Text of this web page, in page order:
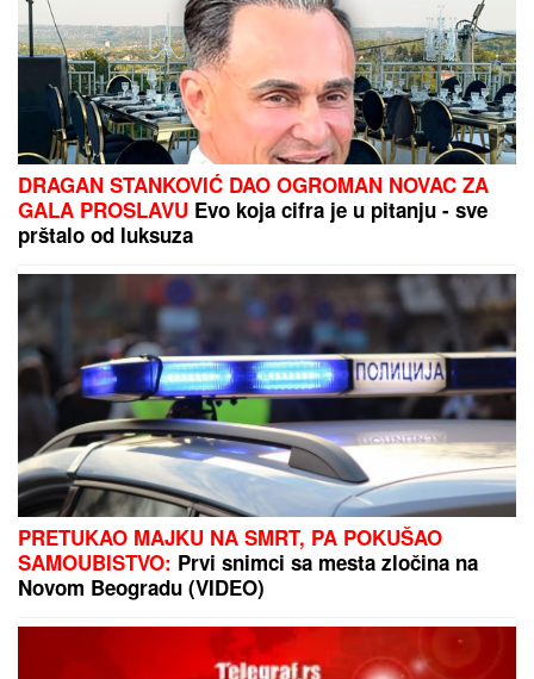
GASE I IZ VAZDUHA:Pod požarom u
Ibarskoj klisuri 150 hektara šume i
niskog rastinja (FOTO/VIDEO)
PLjUSKOVI I GRMLjAVINA STIŽU U SRBIJU:
Meteorolog otkrio kakvo nam vreme donosi vikend i
gde će napokon "osvežiti"
Uhapšeni tinejdžeri zbog pucnjave
na Konzulat SAD u Torontu: Policija